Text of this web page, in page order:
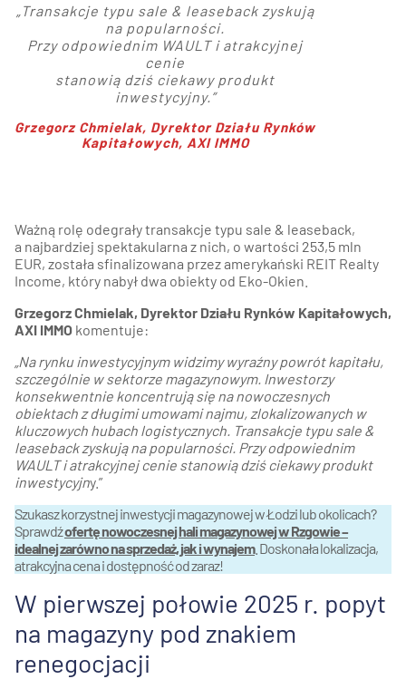
„Transakcje typu sale & leaseback zyskują
na popularności.
Przy odpowiednim WAULT i atrakcyjnej
cenie
stanowią dziś ciekawy produkt
inwestycyjny.”
Grzegorz Chmielak, Dyrektor Działu Rynków
Kapitałowych, AXI IMMO
Ważną rolę odegrały transakcje typu sale & leaseback,
a najbardziej spektakularna z nich, o wartości 253,5 mln
EUR, została sfinalizowana przez amerykański REIT Realty
Income, który nabył dwa obiekty od Eko-Okien.
Grzegorz Chmielak, Dyrektor Działu Rynków Kapitałowych,
AXI IMMO komentuje:
„Na rynku inwestycyjnym widzimy wyraźny powrót kapitału,
szczególnie w sektorze magazynowym. Inwestorzy
konsekwentnie koncentrują się na nowoczesnych
obiektach z długimi umowami najmu, zlokalizowanych w
kluczowych hubach logistycznych. Transakcje typu sale &
leaseback zyskują na popularności. Przy odpowiednim
WAULT i atrakcyjnej cenie stanowią dziś ciekawy produkt
inwestycyjny.”
Szukasz korzystnej inwestycji magazynowej w Łodzi lub okolicach?
Sprawdźofertę nowoczesnej hali magazynowej w Rzgowie –
idealnej zarówno na sprzedaż, jak i wynajem. Doskonała lokalizacja,
atrakcyjna cena i dostępność od zaraz!
W pierwszej połowie 2025 r. popyt
na magazyny pod znakiem
renegocjacji